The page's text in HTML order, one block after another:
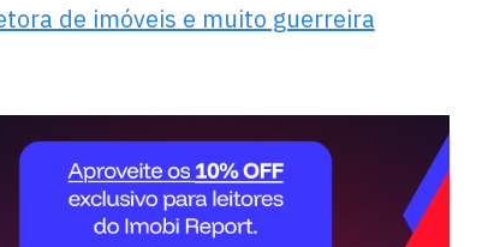
de imóveis e muito guerreira